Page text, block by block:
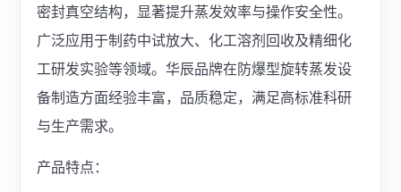
密封真空结构，显著提升蒸发效率与操作安全性。
广泛应用于制药中试放大、化工溶剂回收及精细化
工研发实验等领域。华辰品牌在防爆型旋转蒸发设
备制造方面经验丰富，品质稳定，满足高标准科研
与生产需求。
产品特点：